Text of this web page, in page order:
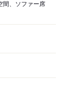
間、ソファー席